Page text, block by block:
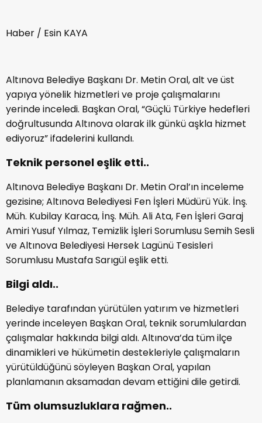
Haber / Esin KAYA
Altınova Belediye Başkanı Dr. Metin Oral, alt ve üst
yapıya yönelik hizmetleri ve proje çalışmalarını
yerinde inceledi. Başkan Oral, “Güçlü Türkiye hedefleri
doğrultusunda Altınova olarak ilk günkü aşkla hizmet
ediyoruz” ifadelerini kullandı.
Teknik personel eşlik etti..
Altınova Belediye Başkanı Dr. Metin Oral’ın inceleme
gezisine; Altınova Belediyesi Fen İşleri Müdürü Yük. İnş.
Müh. Kubilay Karaca, İnş. Müh. Ali Ata, Fen İşleri Garaj
Amiri Yusuf Yılmaz, Temizlik İşleri Sorumlusu Semih Sesli
ve Altınova Belediyesi Hersek Lagünü Tesisleri
Sorumlusu Mustafa Sarıgül eşlik etti.
Bilgi aldı..
Belediye tarafından yürütülen yatırım ve hizmetleri
yerinde inceleyen Başkan Oral, teknik sorumlulardan
çalışmalar hakkında bilgi aldı. Altınova’da tüm ilçe
dinamikleri ve hükümetin destekleriyle çalışmaların
yürütüldüğünü söyleyen Başkan Oral, yapılan
planlamanın aksamadan devam ettiğini dile getirdi.
Tüm olumsuzluklara rağmen..